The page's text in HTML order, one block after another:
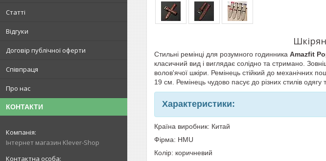
Статті
Відгуки
Договір публічної оферти
Співпраця
Про нас
КОНТАКТИ
Інтернет магазин Klever-Shop
Стильні ремінці для розумного годинника Amazfit
класичний вид і виглядає солідно та стримано.
волов'ячої шкіри. Ремінець стійкий до механічних
19 см. Ремінець чудово пасує до різних стилів
Характеристики:
Країна виробник: Китай
Фірма: HMU
Колір: коричневий